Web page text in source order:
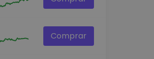
Comprar